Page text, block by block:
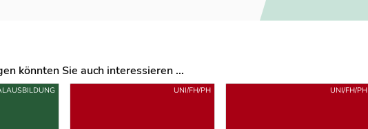
könnten Sie auch interessieren ...
UNI/FH/PH UNI/FH/PH